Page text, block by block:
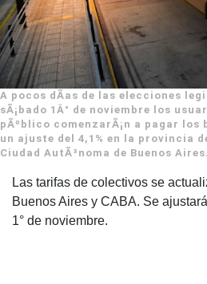
A pocos dÃ­as de las elecciones
sÃ¡bado 1Â° de noviembre los
pÃºblico comenzarÃ¡n a pagar
un ajuste del 4,1% en la provincia
Ciudad AutÃ³noma de Buenos Aires.
Las tarifas de colectivos se
Buenos Aires y CABA. Se
1° de noviembre.